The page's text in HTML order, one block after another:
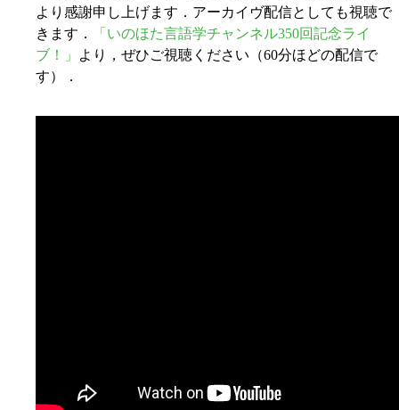
より感謝申し上げます．アーカイヴ配信としても視聴で
きます．
「いのほた言語学チャンネル350回記念ライ
ブ！」
より，ぜひご視聴ください（60分ほどの配信で
す）．